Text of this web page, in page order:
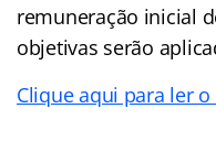
remuneração inicial
objetivas serão
Clique aqui para ler